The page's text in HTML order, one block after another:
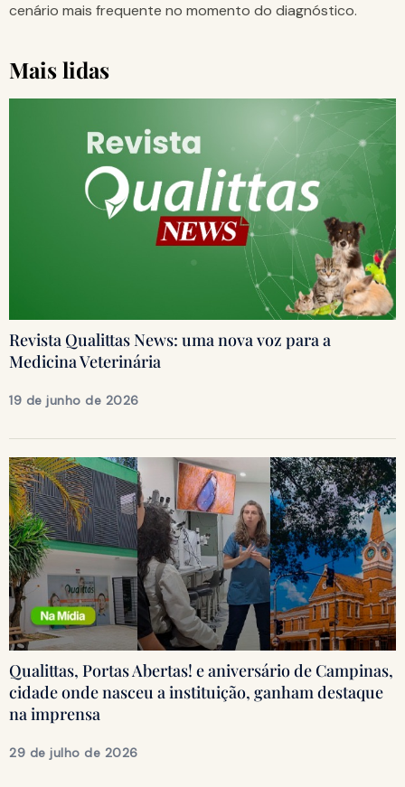
cenário mais frequente no momento do diagnóstico.
Mais lidas
Revista Qualittas News: uma nova voz para a
Medicina Veterinária
19 de junho de 2026
Qualittas, Portas Abertas! e aniversário de Campinas,
cidade onde nasceu a instituição, ganham destaque
na imprensa
29 de julho de 2026